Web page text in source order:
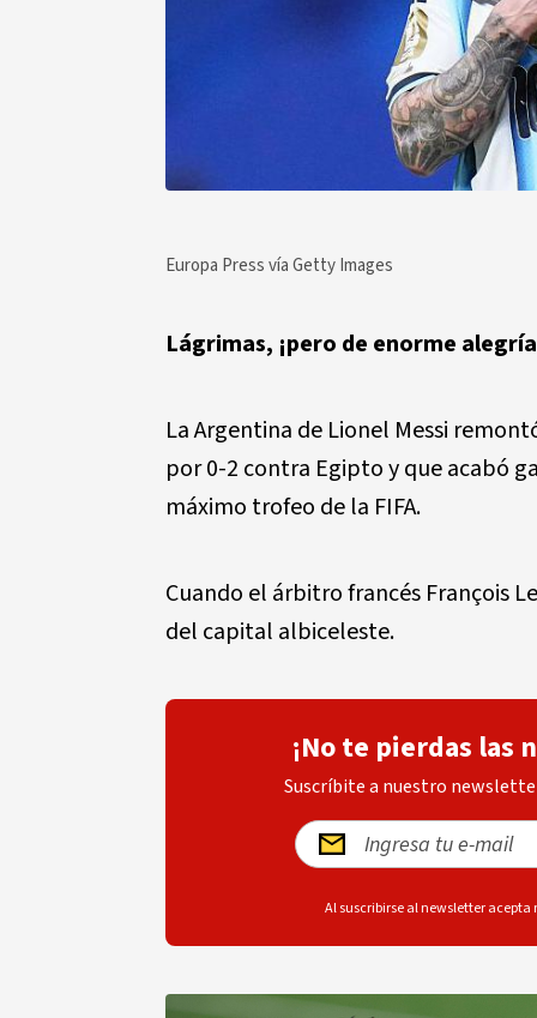
Europa Press vía Getty Images
Lágrimas, ¡pero de enorme
La Argentina de Lionel Messi
por 0-2 contra Egipto y que acabó
máximo trofeo de la FIFA.
Cuando el árbitro francés François
del capital albiceleste.
¡No te pierdas las
Suscríbite a nuestro
Al suscribirse al newsletter acepta